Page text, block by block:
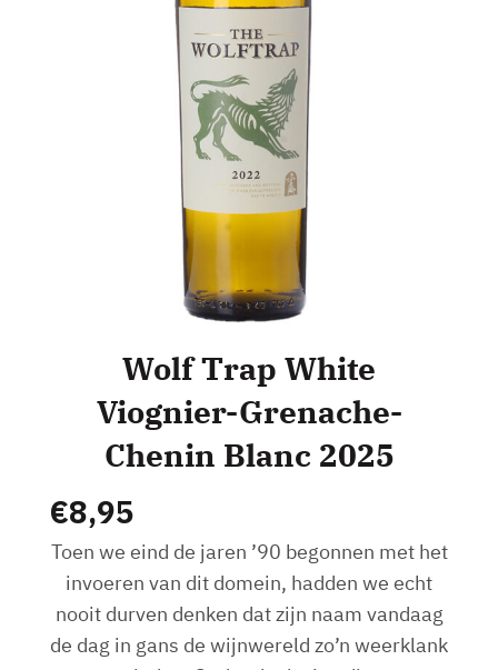
Wolf Trap White
Viognier-Grenache-
Chenin Blanc 2025
€8,95
Toen we eind de jaren ’90 begonnen met het
invoeren van dit domein, hadden we echt
nooit durven denken dat zijn naam vandaag
de dag in gans de wijnwereld zo’n weerklank